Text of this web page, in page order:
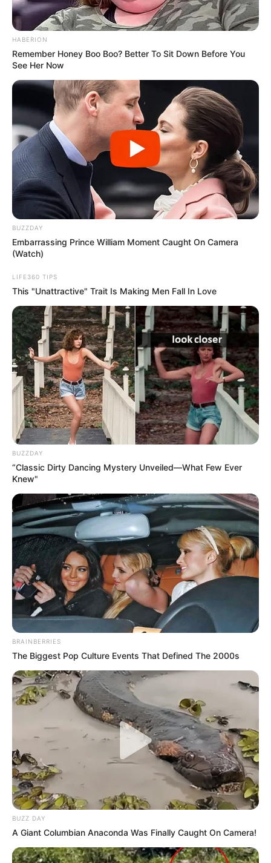
HABERION
Remember Honey Boo Boo? Better To Sit Down Before You
See Her Now
BUZZDAY
Embarrassing Prince William Moment Caught On Camera
(Watch)
LIFE360 TIPS
This "Unattractive" Trait Is Making Men Fall In Love
BUZZDAY
“Classic Dirty Dancing Mystery Unveiled—What Few Ever
Knew"
BRAINBERRIES
The Biggest Pop Culture Events That Defined The 2000s
BUZZ DAY
A Giant Columbian Anaconda Was Finally Caught On Camera!